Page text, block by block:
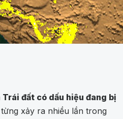
đất có dấu hiệu đang bị
xảy ra nhiều lần trong